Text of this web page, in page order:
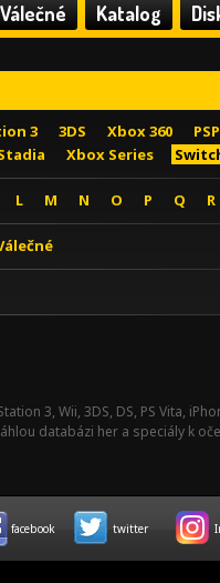
Válečné Katalog
3 3DS Xbox 360 PSP
Xbox Series
L M N O P Q R
3, Wii, 3DS, DS, PS Vita,
databázi her a speciály k
facebook twitter